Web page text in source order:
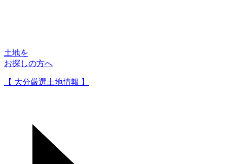
土地を
お探しの方へ
【 大分厳選土地情報 】